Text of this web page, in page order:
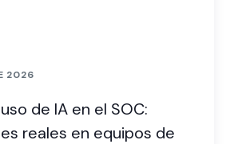
2026
de IA en el SOC:
reales en equipos de